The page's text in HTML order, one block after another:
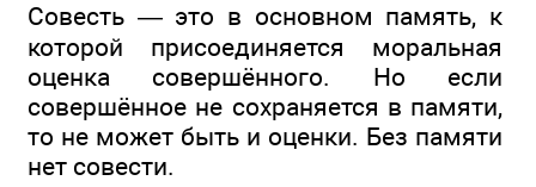
Совесть — это в основном память, к
которой присоединяется моральная
оценка совершённого. Но если
совершённое не сохраняется в памяти,
то не может быть и оценки. Без памяти
нет совести.